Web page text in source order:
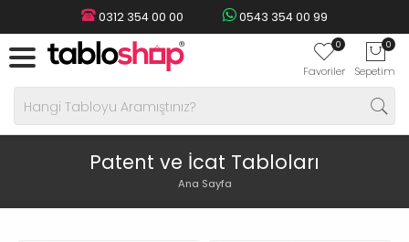
0312 354 00 00 0543 354 00 99
0
Favoriler
0
Sepetim
Patent ve İcat Tabloları
Ana Sayfa